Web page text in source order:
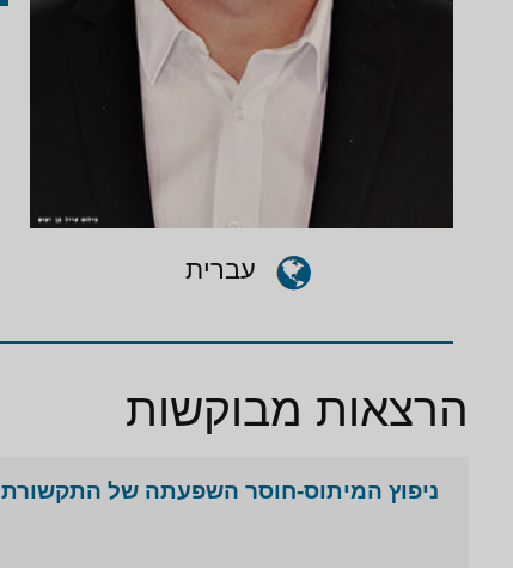
עברית
הרצאות מבוקשות
ניפוץ המיתוס-חוסר השפעתה של התקשורת